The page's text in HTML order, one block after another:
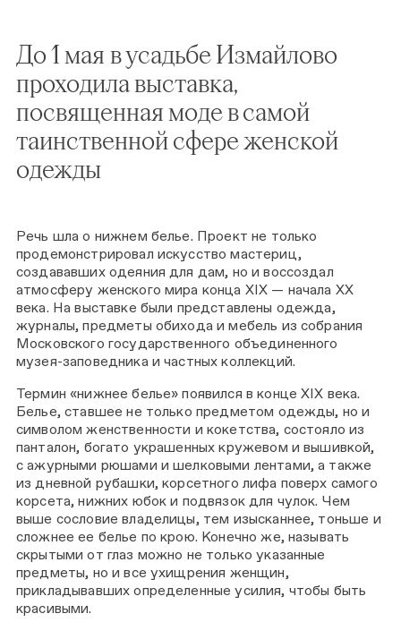
До 1 мая в усадьбе Измайлово
проходила выставка,
посвященная моде в самой
таинственной сфере женской
одежды
Речь шла о нижнем белье. Проект не только
продемонстрировал искусство мастериц,
создававших одеяния для дам, но и воссоздал
атмосферу женского мира конца XIX — начала ХХ
века. На выставке были представлены одежда,
журналы, предметы обихода и мебель из собрания
Московского государственного объединенного
музея-заповедника и частных коллекций.
Термин «нижнее белье» появился в конце XIX века.
Белье, ставшее не только предметом одежды, но и
символом женственности и кокетства, состояло из
панталон, богато украшенных кружевом и вышивкой,
с ажурными рюшами и шелковыми лентами, а также
из дневной рубашки, корсетного лифа поверх самого
корсета, нижних юбок и подвязок для чулок. Чем
выше сословие владелицы, тем изысканнее, тоньше и
сложнее ее белье по крою. Конечно же, называть
скрытыми от глаз можно не только указанные
предметы, но и все ухищрения женщин,
прикладывавших определенные усилия, чтобы быть
красивыми.